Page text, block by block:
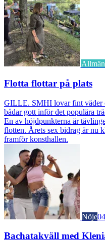
Flotta flottar på plats
GILLE. SMHI lovar fint väder
bådar gott inför det populära
En av höjdpunkterna är
flotten. Årets sex bidrag är nu
framför konsthallen.
Nöje
Bachatakväll med